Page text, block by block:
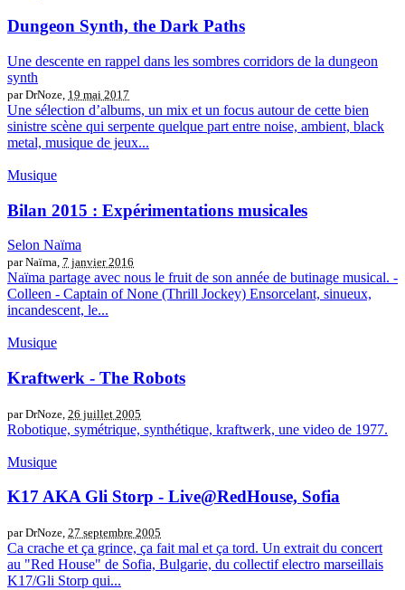
Dungeon Synth, the Dark Paths
Une descente en rappel dans les sombres corridors de la dungeon
synth
par DrNoze, 19 mai 2017
Une sélection d’albums, un mix et un focus autour de cette bien
sinistre scène qui serpente quelque part entre noise, ambient, black
metal, musique de jeux...
Musique
Bilan 2015 : Expérimentations musicales
Selon Naïma
par Naïma, 7 janvier 2016
Naïma partage avec nous le fruit de son année de butinage musical. -
Colleen - Captain of None (Thrill Jockey) Ensorcelant, sinueux,
incandescent, le...
Musique
Kraftwerk - The Robots
par DrNoze, 26 juillet 2005
Robotique, symétrique, synthétique, kraftwerk, une video de 1977.
Musique
K17 AKA Gli Storp - Live@RedHouse, Sofia
par DrNoze, 27 septembre 2005
Ca crache et ça grince, ça fait mal et ça tord. Un extrait du concert
au "Red House" de Sofia, Bulgarie, du collectif electro marseillais
K17/Gli Storp qui...